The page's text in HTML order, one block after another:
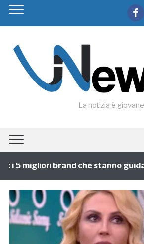
La notizia è giovane
5 migliori brand che stanno